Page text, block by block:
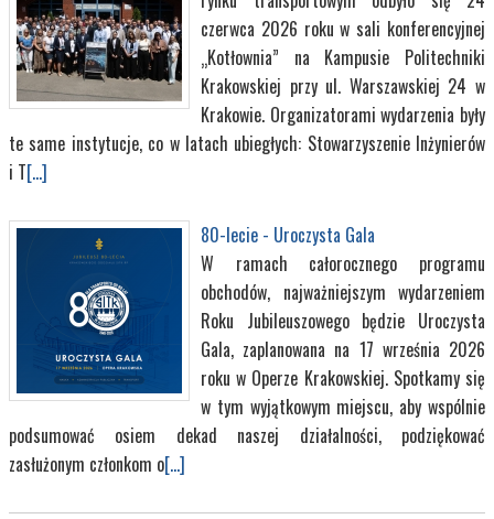
czerwca 2026 roku w sali konferencyjnej
„Kotłownia” na Kampusie Politechniki
Krakowskiej przy ul. Warszawskiej 24 w
Krakowie. Organizatorami wydarzenia były
te same instytucje, co w latach ubiegłych: Stowarzyszenie Inżynierów
i T[...]
80-lecie - Uroczysta Gala
W ramach całorocznego programu
obchodów, najważniejszym wydarzeniem
Roku Jubileuszowego będzie Uroczysta
Gala, zaplanowana na 17 września 2026
roku w Operze Krakowskiej. Spotkamy się
w tym wyjątkowym miejscu, aby wspólnie
podsumować osiem dekad naszej działalności, podziękować
zasłużonym członkom o[...]